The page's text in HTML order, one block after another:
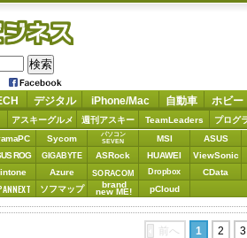
ネス
デジタル iPhone/Mac 自動車 ホビー
アスキーグルメ 週刊アスキー TeamLeaders プログ
Sycom
パソコン
SEVEN
MSI ASUS
ROG GIGABYTE ASRock HUAWEI ViewSonic
Azure SORACOM Dropbox CData
ソフマップ brand
new ME! pCloud
前へ 1 2 3